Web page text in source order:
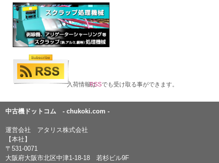
入荷情報はRSSでも受け取る事ができます。
中古機ドットコム - chukoki.com -
運営会社 アタリス株式会社
【本社】
〒531-0071
大阪府大阪市北区中津1-18-18 若杉ビル9F